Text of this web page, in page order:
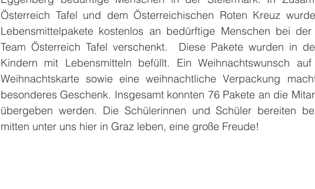
Österreich Tafel und dem Österreichischen Roten Kreuz
Lebensmittelpakete kostenlos an bedürftige Menschen bei
Team Österreich Tafel verschenkt.  Diese Pakete wurden in
Kindern mit Lebensmitteln befüllt. Ein Weihnachtswunsch
Weihnachtskarte sowie eine weihnachtliche Verpackung
besonderes Geschenk. Insgesamt konnten 76 Pakete an die
übergeben werden. Die Schülerinnen und Schüler bereiten
mitten unter uns hier in Graz leben, eine große Freude!